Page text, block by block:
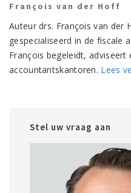
François van der Hoff
Auteur drs. François van der
gespecialiseerd in de fiscale
François begeleidt,
accountantskantoren. Lees
Stel uw vraag aan